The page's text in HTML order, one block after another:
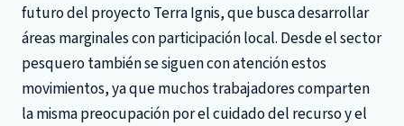
futuro del proyecto Terra Ignis, que busca desarrollar
áreas marginales con participación local. Desde el sector
pesquero también se siguen con atención estos
movimientos, ya que muchos trabajadores comparten
la misma preocupación por el cuidado del recurso y el